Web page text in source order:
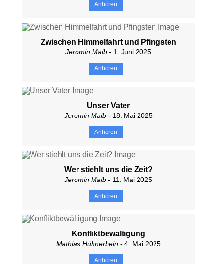
Anhören
Zwischen Himmelfahrt und Pfingsten
Jeromin Maib - 1. Juni 2025
Anhören
Unser Vater
Jeromin Maib- 18. Mai 2025
Anhören
Wer stiehlt uns die Zeit?
Jeromin Maib - 11. Mai 2025
Anhören
Konfliktbewältigung
Mathias Hühnerbein- 4. Mai 2025
Anhören